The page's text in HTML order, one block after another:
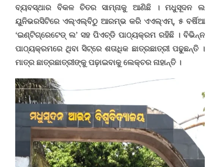
ବ୍ୟବସ୍ଥାର ବିକଳ ଚିତର ସାମ୍ନାକୁ ଆଣିଛି । ମଧୁସୂଦନ ଲ
ୟୁନିଭରସିଟିରେ ଏଲ୍‌ଏଲ୍‌ବିଠୁ ଆରମ୍ଭ କରି ଏଏଲ୍‌ଏମ୍, ୫ ବର୍ଷିଆ
‘ଇଣ୍ଟିଗ୍ରେଟେଡ୍ ଲ’ସହ ପିଏଚ୍‌ଡି ପାଠ୍ୟକ୍ରମ ରହିଛି । ବିଭିନ୍ନ
ପାଠ୍ୟକ୍ରମରେ ଥିବା ସିଟ୍‌ରେ ଶତାଧିକ ଛାତ୍ରଛାତ୍ରୀ ପଢୁଛନ୍ତି ।
ମାତ୍ର ଛାତ୍ରଛାତ୍ରୀଙ୍କୁ ପଢ଼ାଇବାକୁ ଲେକ୍ଚର ନାହାନ୍ତି ।